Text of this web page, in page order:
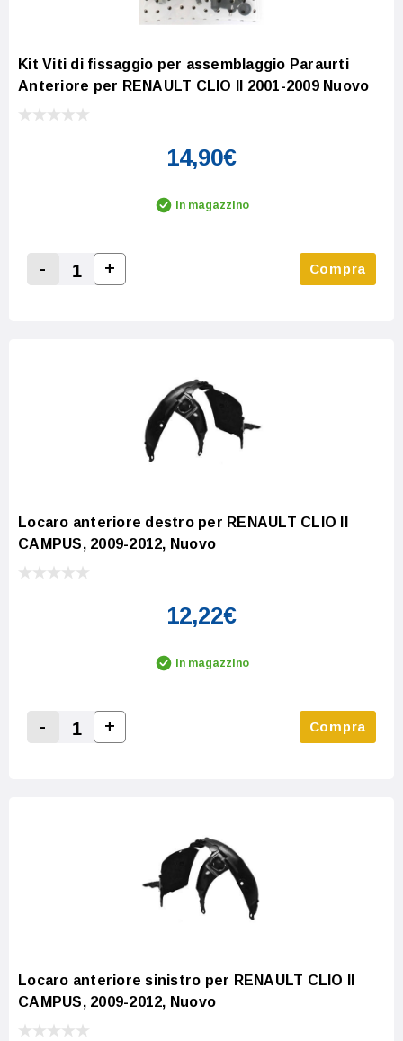
Kit Viti di fissaggio per assemblaggio Paraurti
Anteriore per RENAULT CLIO II 2001-2009 Nuovo
14,90€
In magazzino
Decrease Quantity:
-
Increase Quantity:
+ Compra
Locaro anteriore destro per RENAULT CLIO II
CAMPUS, 2009-2012, Nuovo
12,22€
In magazzino
Decrease Quantity:
-
Increase Quantity:
+ Compra
Locaro anteriore sinistro per RENAULT CLIO II
CAMPUS, 2009-2012, Nuovo